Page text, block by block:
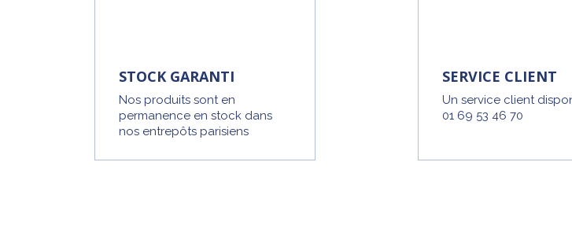
STOCK GARANTI
Nos produits sont en
permanence en stock dans
nos entrepôts parisiens
SERVICE CLIENT
Un service client
01 69 53 46 70